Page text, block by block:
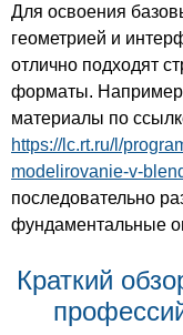
Для освоения
геометрией и
отлично подходят
форматы.
материалы по
https://lc.rt.ru/l/
modelirovanie-v-
последовательно
фундаментальные
Краткий